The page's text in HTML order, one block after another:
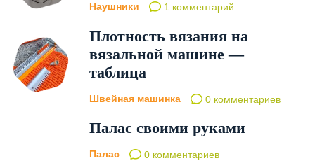
Наушники 1 комментарий
Плотность вязания на
вязальной машине —
таблица
Швейная машинка 0 комментариев
Палас своими руками
Палас 0 комментариев